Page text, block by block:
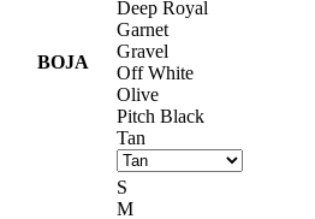
BOJA
Deep Royal
Garnet
Gravel
Off White
Olive
Pitch Black
Tan
S
M